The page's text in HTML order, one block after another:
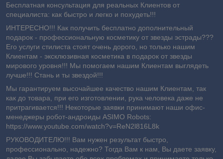
Бесплатная консультация для реальных Клиентов от
специалиста: как быстро и легко и похудеть!!!
ИНТЕРЕСНО!!! Как получить бесплатно дополнительный
подарок - профессиональную косметику от звезды эстрады???
Его услуги стилиста стоят очень дорого, но только нашим
Клиентам - эксклюзивная косметика в подарок от звезды
мирового уровня!!! Мы помогаем нашим Клиентам выглядеть
лучше!!! Стань и ты звездой!!!
Мы гарантируем высочайшее качество нашим Клиентам, так
как до товара, при его изготовлении, рука человека даже не
притрагивается!!! Некоторые заявки принимают наши офис-
менеджеры робот-андроиды ASIMO Robots:
https://www.youtube.com/watch?v=ReN2l816L8k
РУКОВОДИТЕЛЮ!!! Вам нужен результат быстро,
профессионально, надежно? Тогда Вам к нам, Вы даете заявку,